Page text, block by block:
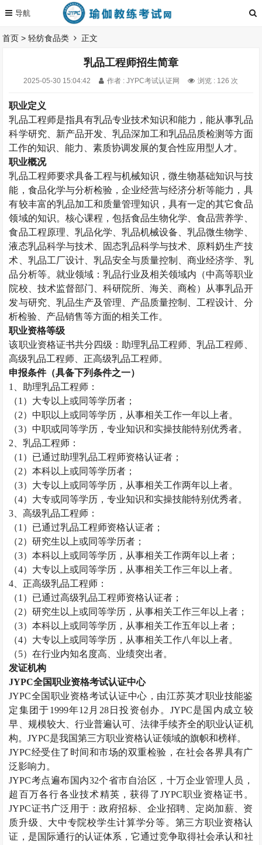
首页 >轻纺食品类 正文
乳品工程师招生简章
2025-05-30 15:04:42 作者 : JYPC考试认证网 浏览 : 126 次
职业定义
乳品工程师是指具有乳品专业技术知识和能力，能从事乳品
科学研究、新产品开发、乳品深加工和乳品品质检测等方面
工作的知识、能力、素质协调发展的复合性应用型人才。
职业概况
乳品工程师要求具备工程与机械知识，微生物基础知识与技
能，食品化学与分析检验，企业经营与经济分析等能力，具
有较丰富的乳品加工和质量管理知识，具有一定的其它食品
领域的知识。核心课程，包括食品生物化学、食品营养学、
食品工程原理、乳品化学、乳品机械设备、乳品微生物学、
液态乳品科学与技术、固态乳品科学与技术、原料奶生产技
术、乳品工厂设计、乳品安全与质量控制、商业经济学、乳
品分析等。就业领域：乳品行业及相关领域内（中高等职业
院校、技术监督部门、科研院所、海关、商检）从事乳品开
发与研究、乳品生产及管理、产品质量控制、工程设计、分
析检验、产品销售等方面的相关工作。
职业资格等级
该职业资格证书共分四级：助理乳品工程师、乳品工程师、
高级乳品工程师、正高级乳品工程师。
申报条件（具备下列条件之一）
1
、助理乳品工程师：
（1 ）大专以上或同等学历者；
（2）中职以上或同等学历，从事相关工作一年以上者。
（3）中职或同等学历，专业知识和实操技能特别优秀者。
2 、乳品工程师：
（1 ）已通过助理乳品工程师资格认证者；
（2）本科以上或同等学历者；
（3）大专以上或同等学历，从事相关工作两年以上者。
（4）大专或同等学历，专业知识和实操技能特别优秀者。
3 、高级乳品工程师：
（1 ）已通过乳品工程师资格认证者；
（2）研究生以上或同等学历者；
（3）本科以上或同等学历，从事相关工作两年以上者；
（4）大专以上或同等学历，从事相关工作三年以上者。
4 、正高级乳品工程师：
（1 ）已通过高级乳品工程师资格认证者；
（2）研究生以上或同等学历，从事相关工作三年以上者；
（3）本科以上或同等学历，从事相关工作五年以上者；
（4）大专以上或同等学历，从事相关工作八年以上者。
（5）在行业内知名度高、业绩突出者。
发证机构
JYPC全国职业资格考试认证中心
JYPC全国职业资格考试认证中心，由江苏英才职业技能鉴
定集团于1999年12 月 28日投资创办。 JYPC是国内成立较
早、规模较大、行业普遍认可、法律手续齐全的职业认证机
构。JYPC是我国第三方职业资格认证领域的旗帜和榜样。
JYPC经受住了时间和市场的双重检验，在社会各界具有广
泛影响力。
JYPC考点遍布国内32个省市自治区，十万企业管理人员，
超百万各行各业技术精英，获得了JYPC职业资格证书。
JYPC证书广泛用于：政府招标、企业招聘、定岗加薪、资
质升级、大中专院校学生计算学分等。第三方职业资格认
证，是国际通行的认证体系，它通过竞争取得社会承认和社